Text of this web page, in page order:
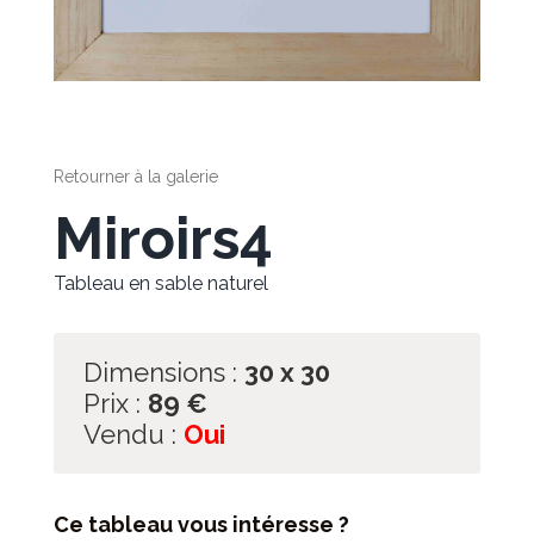
Retourner à la galerie
Miroirs4
Tableau en sable naturel
Dimensions : 30 x 30
Prix : 89 €
Vendu : Oui
Ce tableau vous intéresse ?